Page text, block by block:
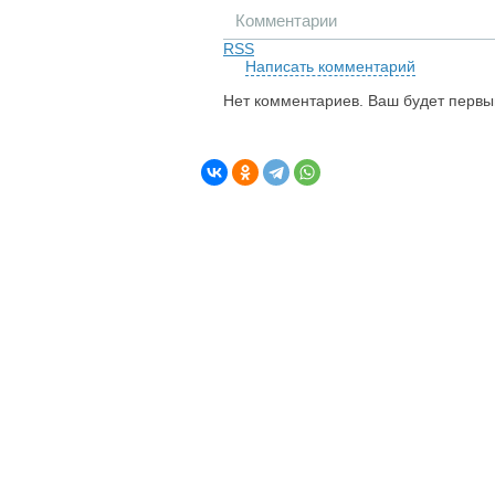
Комментарии
RSS
Написать комментарий
Нет комментариев. Ваш будет